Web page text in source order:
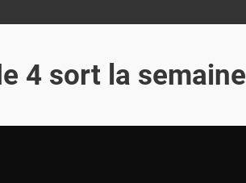
4 sort la semaine